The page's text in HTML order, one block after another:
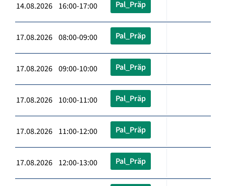
14.08.2026 16:00-17:00 Pal_Präp
17.08.2026 08:00-09:00 Pal_Präp
17.08.2026 09:00-10:00 Pal_Präp
17.08.2026 10:00-11:00 Pal_Präp
17.08.2026 11:00-12:00 Pal_Präp
17.08.2026 12:00-13:00 Pal_Präp